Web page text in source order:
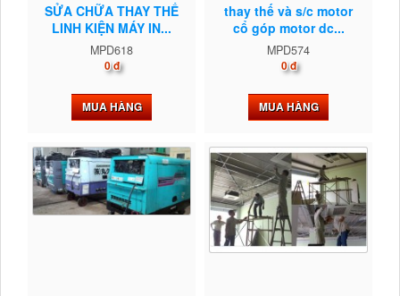
SỬA CHỮA THAY THẾ
LINH KIỆN MÁY IN...
MPD618
0 đ
MUA HÀNG
thay thế và s/c motor
cổ góp motor dc...
MPD574
0 đ
MUA HÀNG